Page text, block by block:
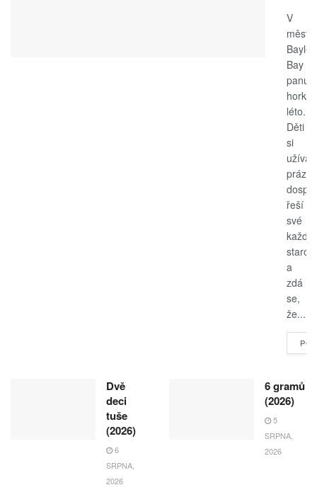
V
Bay
panuje
horké
léto.
Děti
si
užívají
řeší
své
a
zdá
se,
že...
Dvě
deci
tuše
(2026)
6
SRPNA,
2026
6 gramů
(2026)
5
SRPNA,
2026